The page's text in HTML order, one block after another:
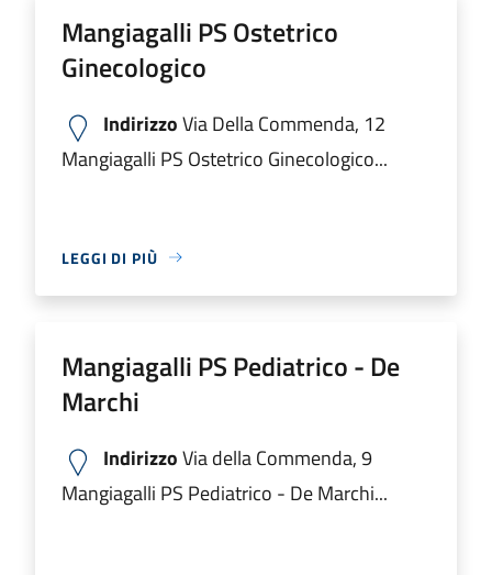
Mangiagalli PS Ostetrico
Ginecologico
IndirizzoVia Della Commenda, 12
Mangiagalli PS Ostetrico Ginecologico...
LEGGI DI PIÙ
Mangiagalli PS Pediatrico - De
Marchi
IndirizzoVia della Commenda, 9
Mangiagalli PS Pediatrico - De Marchi...